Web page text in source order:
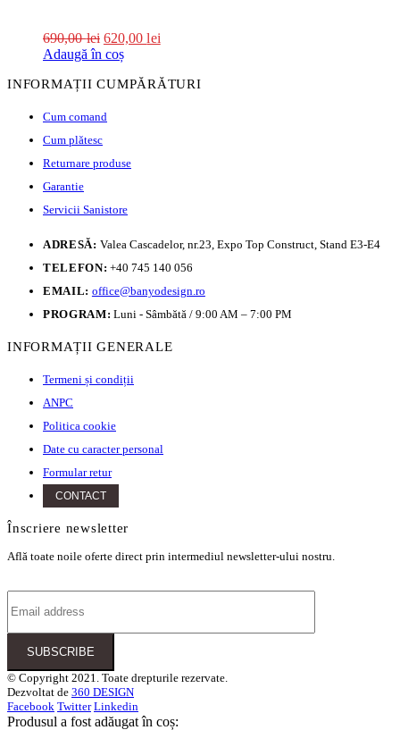
690,00lei 620,00lei
Adaugă în coș
INFORMAȚII CUMPĂRĂTURI
Cum comand
Cum plătesc
Returnare produse
Garantie
Servicii Sanistore
ADRESĂ: Valea Cascadelor, nr.23, Expo Top Construct, Stand E3-E4
TELEFON: +40 745 140 056
EMAIL: office@banyodesign.ro
PROGRAM: Luni - Sâmbătă / 9:00 AM – 7:00 PM
INFORMAȚII GENERALE
Termeni și condiții
ANPC
Politica cookie
Date cu caracter personal
Formular retur
CONTACT
Înscriere newsletter
Află toate noile oferte direct prin intermediul newsletter-ului nostru.
© Copyright 2021. Toate drepturile rezervate.
Dezvoltat de 360 DESIGN
Facebook Twitter Linkedin
Produsul a fost adăugat în coș: